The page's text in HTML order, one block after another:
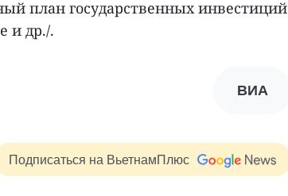
план государственных инвестиций
и др./.
ВИА
Подписаться на ВьетнамПлюс